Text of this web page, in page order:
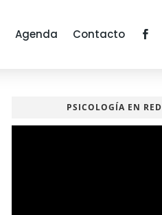
Agenda Contacto
PSICOLOGÍA EN RED